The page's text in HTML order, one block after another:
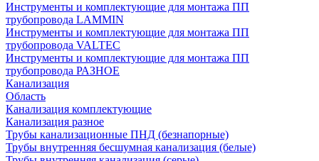
Инструменты и комплектующие для монтажа ПП
трубопровода LAMMIN
Инструменты и комплектующие для монтажа ПП
трубопровода VALTEC
Инструменты и комплектующие для монтажа ПП
трубопровода РАЗНОЕ
Канализация
Область
Канализация комплектующие
Канализация разное
Трубы канализационные ПНД (безнапорные)
Трубы внутренняя бесшумная канализация (белые)